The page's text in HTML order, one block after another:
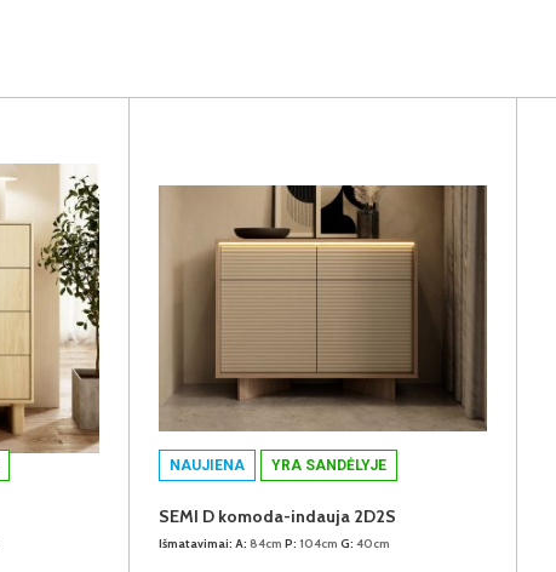
NAUJIENA YRA SANDĖLYJE
SEMI D komoda-indauja 2D2S
Išmatavimai: A: 84cm P: 104cm G: 40cm